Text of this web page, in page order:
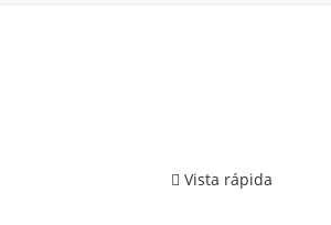
Vista rápida